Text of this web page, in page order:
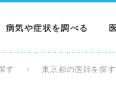
病気や症状を調べる
す 東京都の医師を探す